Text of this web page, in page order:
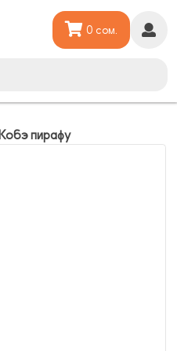
0 сом.
Кобэ пирафу